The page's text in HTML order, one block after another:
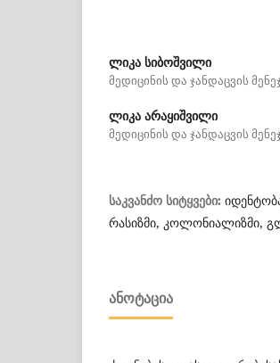
ლიკა სიბოშვილი
მედიცინის და ჯანდაცვის
ლიკა არაყიშვილი
მედიცინის და ჯანდაცვის
საკვანძო სიტყვები:
რასიზმი, კოლონიალიზმი,
ᲐᲜᲝᲢᲐᲪᲘᲐ